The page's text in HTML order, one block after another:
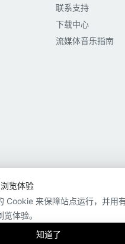
联系支持
下载中心
流媒体音乐指南
深圳市艾索洛声学科技有限公司 版权
览体验
Cookie 来保障站点运行，并用
体验。
知道了